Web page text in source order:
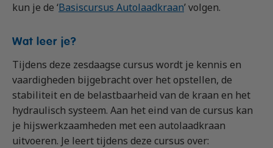
kun je de ‘Basiscursus Autolaadkraan’ volgen.
Wat leer je?
Tijdens deze zesdaagse cursus wordt je kennis en
vaardigheden bijgebracht over het opstellen, de
stabiliteit en de belastbaarheid van de kraan en het
hydraulisch systeem. Aan het eind van de cursus kan
je hijswerkzaamheden met een autolaadkraan
uitvoeren. Je leert tijdens deze cursus over: